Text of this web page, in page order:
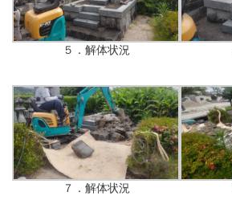
５．解体状況
７．解体状況